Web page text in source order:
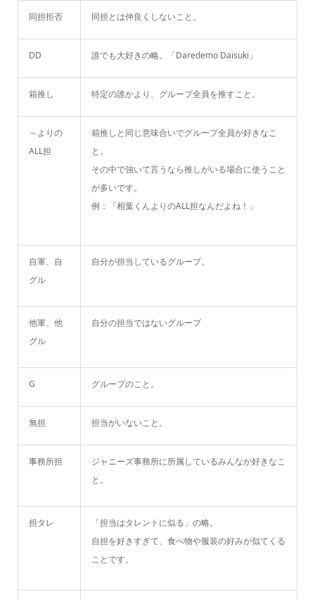
同担拒否 同担とは仲良くしないこと。
DD 誰でも大好きの略。「Daredemo Daisuki」
箱推し 特定の誰かより、グループ全員を推すこと。
～よりの
ALL担
箱推しと同じ意味合いでグループ全員が好きなこ
と。
その中で強いて言うなら推しがいる場合に使うこと
が多いです。
例：「相葉くんよりのALL担なんだよね！」
自軍、自
グル
自分が担当しているグループ。
他軍、他
グル
自分の担当ではないグループ
G グループのこと。
無担 担当がいないこと。
事務所担
ジャニーズ事務所に所属しているみんなが好きなこ
と。
担タレ
「担当はタレントに似る」の略。
自担を好きすぎて、食べ物や服装の好みが似てくる
ことです。